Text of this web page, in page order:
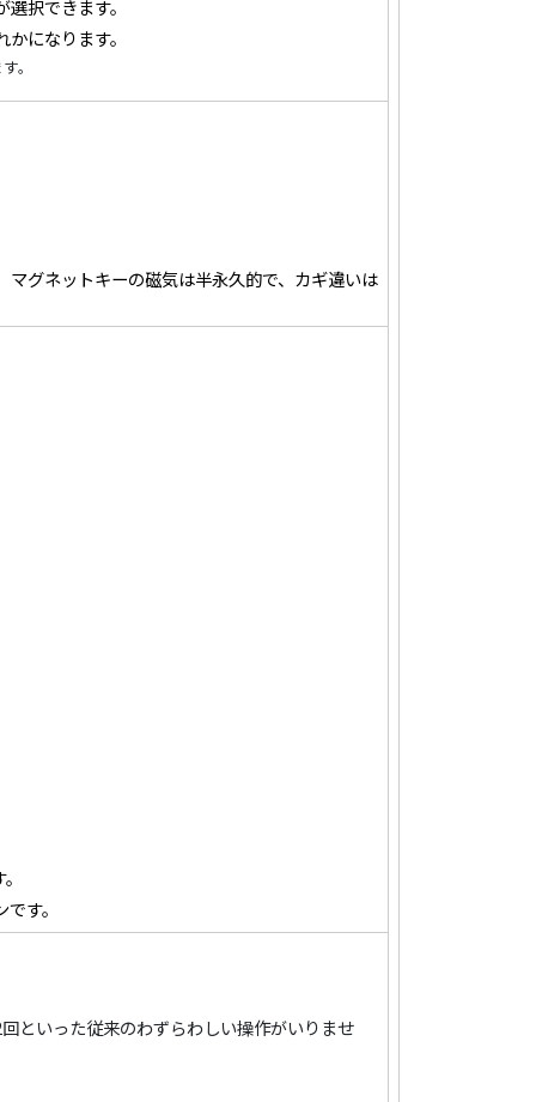
択できます。
になります。
。
グネットキーの磁気は半永久的で、カギ違いは
す。
といった従来のわずらわしい操作がいりませ